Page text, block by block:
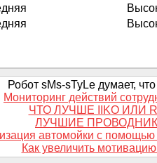
Робот sMs-sTyLe думает,
Мониторинг действий
ЧТО ЛУЧШЕ IIKO ИЛИ
ЛУЧШИЕ
автомойки с
Как увеличить